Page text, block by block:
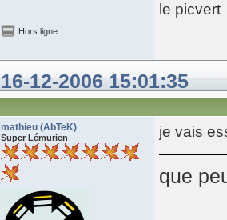
le
Hors ligne
16-12-2006 15:01:35
mathieu (AbTeK)
Super Lémurien je vais
que